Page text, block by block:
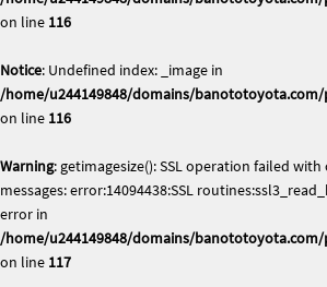
on line 116
Notice: Undefined index: _image in
/home/u244149848/domains/
on line 116
Warning: getimagesize(): SSL operation failed with
messages: error:14094438:SSL
error in
/home/u244149848/domains/
on line 117